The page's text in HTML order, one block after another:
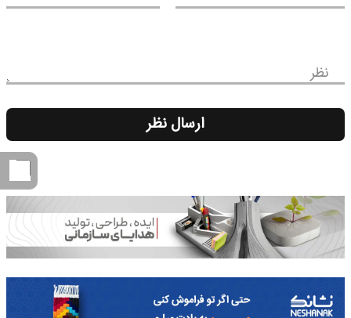
نظر
ارسال نظر